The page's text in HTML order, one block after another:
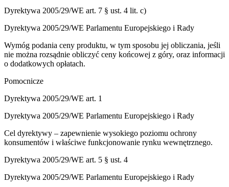
Dyrektywa 2005/29/WE art. 7 § ust. 4 lit. c)
Dyrektywa 2005/29/WE Parlamentu Europejskiego i Rady
Wymóg podania ceny produktu, w tym sposobu jej obliczania, jeśli
nie można rozsądnie obliczyć ceny końcowej z góry, oraz informacji
o dodatkowych opłatach.
Pomocnicze
Dyrektywa 2005/29/WE art. 1
Dyrektywa 2005/29/WE Parlamentu Europejskiego i Rady
Cel dyrektywy – zapewnienie wysokiego poziomu ochrony
konsumentów i właściwe funkcjonowanie rynku wewnętrznego.
Dyrektywa 2005/29/WE art. 5 § ust. 4
Dyrektywa 2005/29/WE Parlamentu Europejskiego i Rady